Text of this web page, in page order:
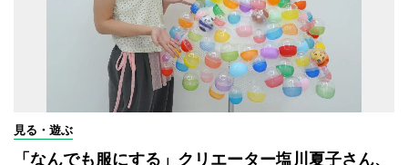
見る・遊ぶ
「なんでも服にする」クリエーター塩川夏子さん、